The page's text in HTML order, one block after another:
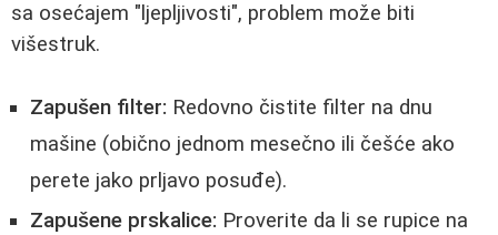
sa osećajem "ljepljivosti", problem može biti
višestruk.
Zapušen filter: Redovno čistite filter na dnu
mašine (obično jednom mesečno ili češće ako
perete jako prljavo posuđe).
Zapušene prskalice: Proverite da li se rupice na